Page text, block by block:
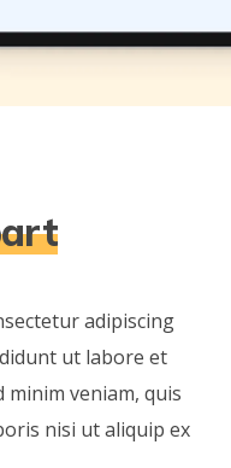
adipiscing
ut labore et
minim veniam, quis
nisi ut aliquip ex